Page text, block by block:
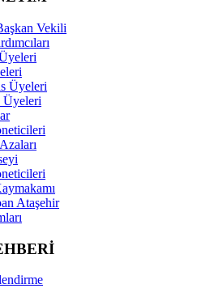
Vekili
Üyeleri
Üyeleri
Ataşehir